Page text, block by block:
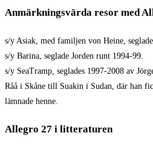
Anmärkningsvärda resor med
s/y Asiak, med familjen von Heine,
s/y Barina, seglade Jorden runt 1994-99.
s/y SeaTramp, seglades 1997-2008 av
Råå i Skåne till Suakin i Sudan, där han
lämnade henne.
Allegro 27 i litteraturen